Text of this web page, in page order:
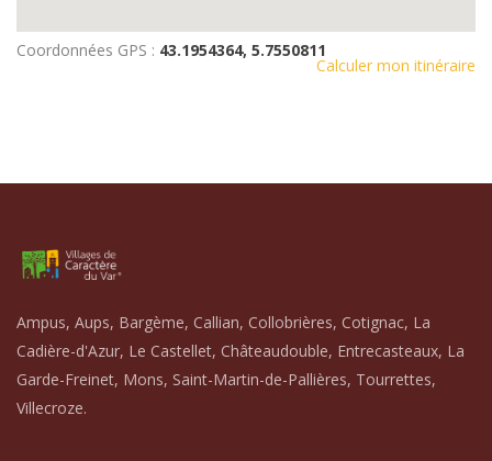
Coordonnées GPS : 43.1954364, 5.7550811
Calculer mon itinéraire
Ampus, Aups, Bargème, Callian, Collobrières, Cotignac, La
Cadière-d'Azur, Le Castellet, Châteaudouble, Entrecasteaux, La
Garde-Freinet, Mons, Saint-Martin-de-Pallières, Tourrettes,
Villecroze.